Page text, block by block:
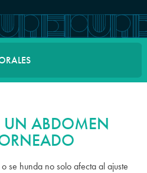
UN ABDOMEN
se hunda no solo afecta al ajuste